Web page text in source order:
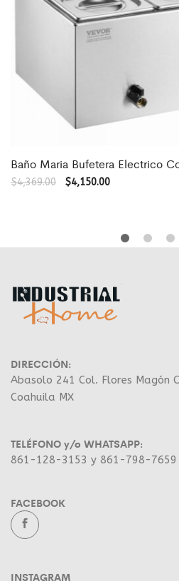
Baño Maria Bufetera Electrico
$4,369.00 $4,150.00
DIRECCIÓN:
Abasolo 241 Col. Flores Magón
Coahuila MX
TELÉFONO y/o WHATSAPP:
861-128-3153 y 861-798-7659
FACEBOOK
INSTAGRAM